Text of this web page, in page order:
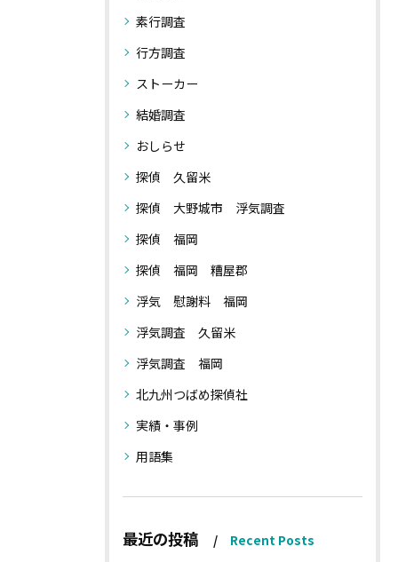
素行調査
行方調査
ストーカー
結婚調査
おしらせ
探偵 久留米
探偵 大野城市 浮気調査
探偵 福岡
探偵 福岡 糟屋郡
浮気 慰謝料 福岡
浮気調査 久留米
浮気調査 福岡
北九州つばめ探偵社
実績・事例
用語集
最近の投稿 Recent Posts